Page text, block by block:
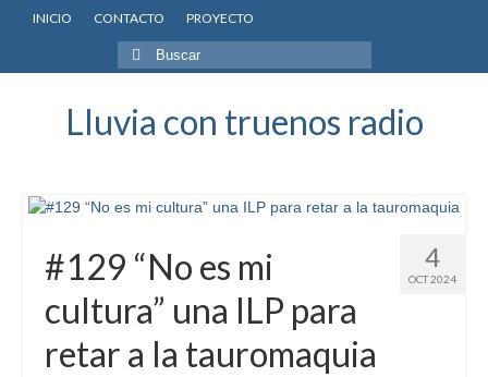
INICIO CONTACTO PROYECTO
Buscar
por:
Lluvia con truenos radio
4
OCT 2024
#129 “No es mi
cultura” una ILP para
retar a la tauromaquia